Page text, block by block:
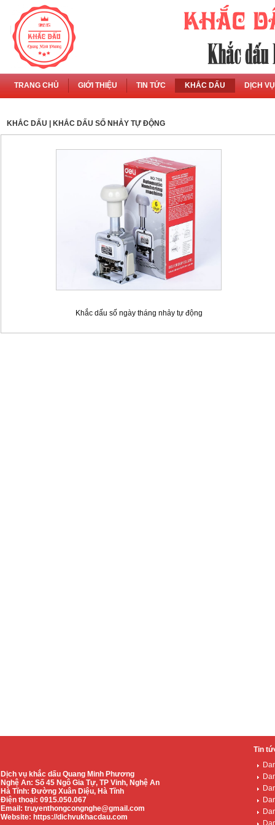
TRANG CHỦ GIỚI THIỆU TIN TỨC KHẮC DẤU DỊCH VỤ
KHẮC DẤU | KHẮC DẤU SỐ NHẢY TỰ ĐỘNG
Khắc dấu số ngày tháng nhảy tự động
Dịch vụ khắc dấu Quang Minh Phương
Nghệ An: Số 45 Ngô Gia Tự, TP Vinh, Nghệ An
Hà Tĩnh: Đường Xuân Diệu, Hà Tĩnh
Điện thoại: 0915.050.067
Email: truyenthongcongnghe@gmail.com
Website: https://dichvukhacdau.com
Tin